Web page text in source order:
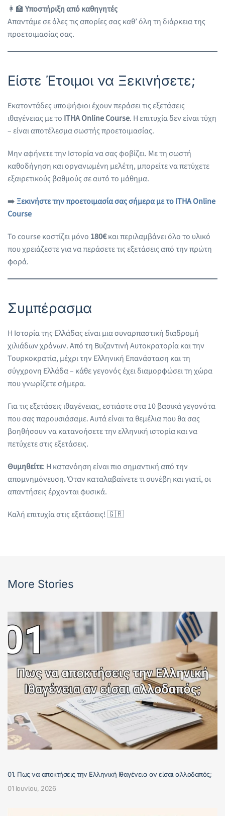
👩‍🏫 Υποστήριξη από καθηγητές
Απαντάμε σε όλες τις απορίες σας καθ’ όλη τη διάρκεια της
προετοιμασίας σας.
Είστε Έτοιμοι να Ξεκινήσετε;
Εκατοντάδες υποψήφιοι έχουν περάσει τις εξετάσεις
ιθαγένειας με το ITHA Online Course. Η επιτυχία δεν είναι τύχη
– είναι αποτέλεσμα σωστής προετοιμασίας.
Μην αφήνετε την Ιστορία να σας φοβίζει. Με τη σωστή
καθοδήγηση και οργανωμένη μελέτη, μπορείτε να πετύχετε
εξαιρετικούς βαθμούς σε αυτό το μάθημα.
➡️Ξεκινήστε την προετοιμασία σας σήμερα με το ITHA Online
Course
Το course κοστίζει μόνο 180€και περιλαμβάνει όλο το υλικό
που χρειάζεστε για να περάσετε τις εξετάσεις από την πρώτη
φορά.
Συμπέρασμα
Η Ιστορία της Ελλάδας είναι μια συναρπαστική διαδρομή
χιλιάδων χρόνων. Από τη Βυζαντινή Αυτοκρατορία και την
Τουρκοκρατία, μέχρι την Ελληνική Επανάσταση και τη
σύγχρονη Ελλάδα – κάθε γεγονός έχει διαμορφώσει τη χώρα
που γνωρίζετε σήμερα.
Για τις εξετάσεις ιθαγένειας, εστιάστε στα 10 βασικά γεγονότα
που σας παρουσιάσαμε. Αυτά είναι τα θεμέλια που θα σας
βοηθήσουν να κατανοήσετε την ελληνική ιστορία και να
πετύχετε στις εξετάσεις.
Θυμηθείτε: Η κατανόηση είναι πιο σημαντική από την
απομνημόνευση. Όταν καταλαβαίνετε τι συνέβη και γιατί, οι
απαντήσεις έρχονται φυσικά.
Καλή επιτυχία στις εξετάσεις! 🇬🇷
More Stories
01. Πως να αποκτήσεις την Ελληνική Ιθαγένεια αν είσαι αλλοδαπός;
01 Ιουνίου, 2026